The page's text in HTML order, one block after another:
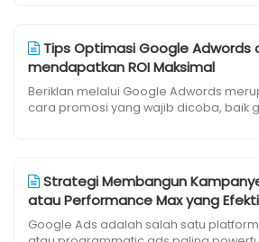
Tips Optimasi Google Adwords
mendapatkan ROI Maksimal
Beriklan melalui Google Adwords
cara promosi yang wajib dicoba, baik
Strategi Membangun
atau Performance Max yang
Google Ads adalah salah satu